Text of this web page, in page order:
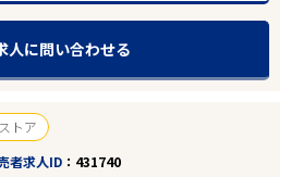
駅から探す
人に問い合わせる
トア
者求人ID 431740